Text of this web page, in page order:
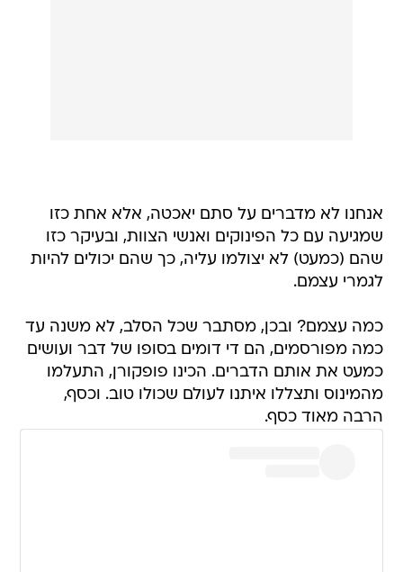
אנחנו לא מדברים על סתם יאכטה, אלא אחת כזו
שמגיעה עם כל הפינוקים ואנשי הצוות, ובעיקר כזו
שהם (כמעט) לא יצולמו עליה, כך שהם יכולים להיות
לגמרי עצמם.
כמה עצמם? ובכן, מסתבר שכל הסלב, לא משנה עד
כמה מפורסמים, הם די דומים בסופו של דבר ועושים
כמעט את אותם הדברים. הכינו פופקורן, התעלמו
מהמינוס ותצללו איתנו לעולם שכולו טוב. וכסף,
הרבה מאוד כסף.